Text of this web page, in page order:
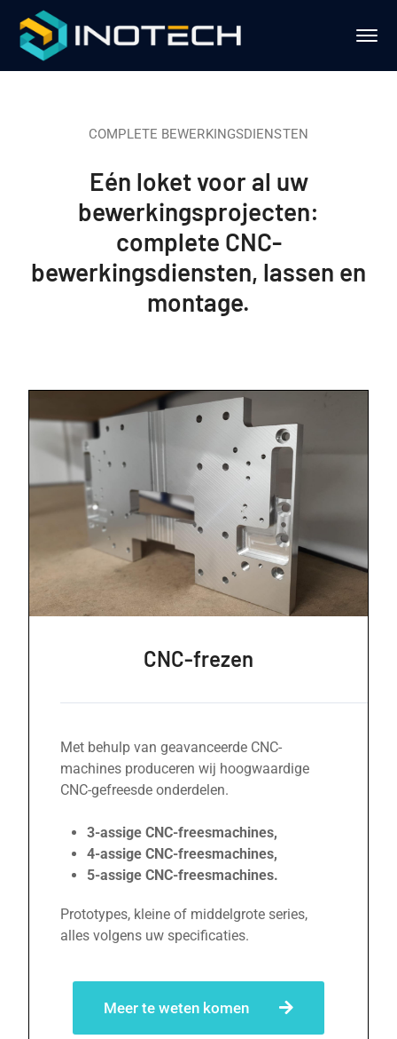
COMPLETE BEWERKINGSDIENSTEN
Eén loket voor al uw
bewerkingsprojecten:
complete CNC-
bewerkingsdiensten, lassen en
montage.
CNC-frezen
Met behulp van geavanceerde CNC-
machines produceren wij hoogwaardige
CNC-gefreesde onderdelen.
3-assige CNC-freesmachines,
4-assige CNC-freesmachines,
5-assige CNC-freesmachines.
Prototypes, kleine of middelgrote series,
alles volgens uw specificaties.
Meer te weten komen